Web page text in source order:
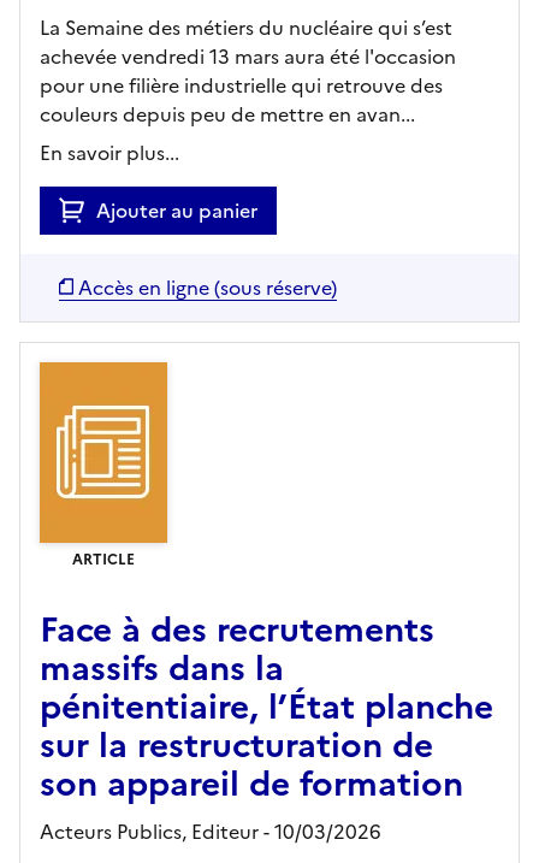
La Semaine des métiers du nucléaire qui s’est
achevée vendredi 13 mars aura été l'occasion
pour une filière industrielle qui retrouve des
couleurs depuis peu de mettre en avan...
En savoir plus...
Ajouter au panier
Accès en ligne (sous réserve)
ARTICLE
Face à des recrutements
massifs dans la
pénitentiaire, l’État planche
sur la restructuration de
son appareil de formation
Acteurs Publics, Editeur- 10/03/2026